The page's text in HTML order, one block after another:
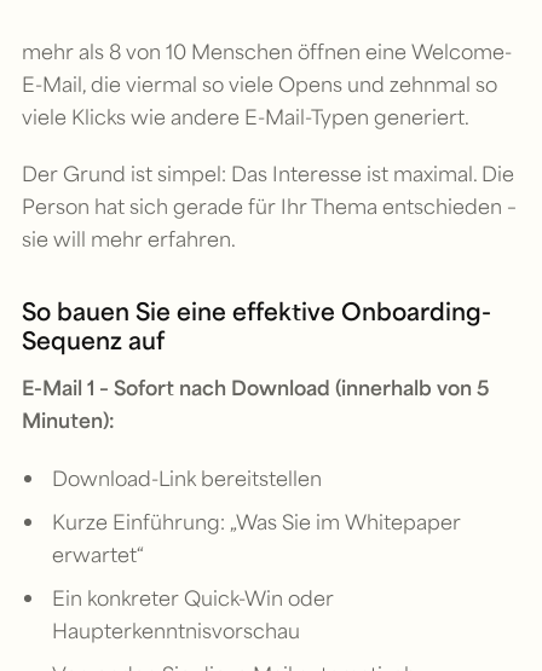
mehr als 8 von 10 Menschen öffnen eine Welcome-
E-Mail, die viermal so viele Opens und zehnmal so
viele Klicks wie andere E-Mail-Typen generiert.
Der Grund ist simpel: Das Interesse ist maximal. Die
Person hat sich gerade für Ihr Thema entschieden –
sie will mehr erfahren.
So bauen Sie eine effektive Onboarding-
Sequenz auf
E-Mail 1 – Sofort nach Download (innerhalb von 5
Minuten):
Download-Link bereitstellen
Kurze Einführung: „Was Sie im Whitepaper
erwartet“
Ein konkreter Quick-Win oder
Haupterkenntnisvorschau